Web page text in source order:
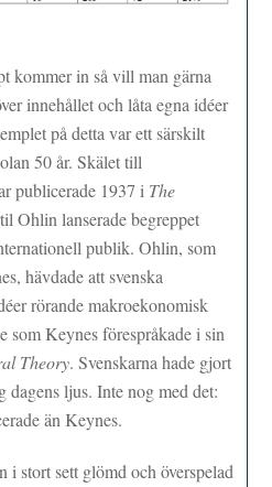
kommer in så vill man gärna
innehållet och låta egna idéer
på detta var ett särskilt
50 år. Skälet till
publicerade 1937 i The
Ohlin lanserade begreppet
publik. Ohlin, som
hävdade att svenska
rörande makroekonomisk
som Keynes förespråkade i sin
Theory. Svenskarna hade gjort
dagens ljus. Inte nog med det:
än Keynes.
i stort sett glömd och överspelad